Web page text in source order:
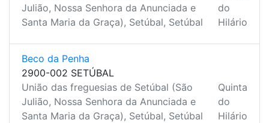
Julião, Nossa Senhora da Anunciada e
Santa Maria da Graça), Setúbal, Setúbal
do
Hilário
Beco da Penha
2900-002 SETÚBAL
União das freguesias de Setúbal (São
Julião, Nossa Senhora da Anunciada e
Santa Maria da Graça), Setúbal, Setúbal
Quinta
do
Hilário